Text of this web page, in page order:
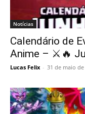
Notícias
Calendário de
Anime – ⚔️🔥
Lucas Felix - 31 de maio de